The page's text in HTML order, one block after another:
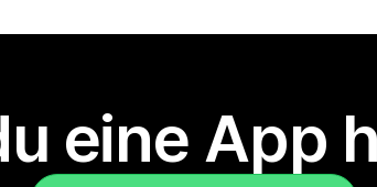
eine App